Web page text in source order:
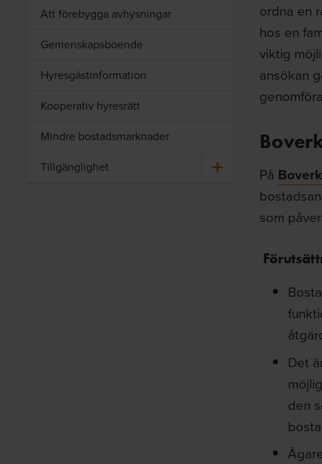
Att förebygga avhysningar
Gemenskapsboende
Hyresgästinformation
Kooperativ hyresrätt
Mindre bostadsmarknader
Till­gäng­lig­het
ordna en
hos en
viktig
ansökan
På
som
Det
den